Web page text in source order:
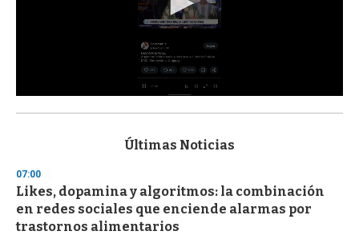
s
d
s
o
f
3
Últimas Noticias
07:00
Likes, dopamina y algoritmos: la combinación
en redes sociales que enciende alarmas por
trastornos alimentarios